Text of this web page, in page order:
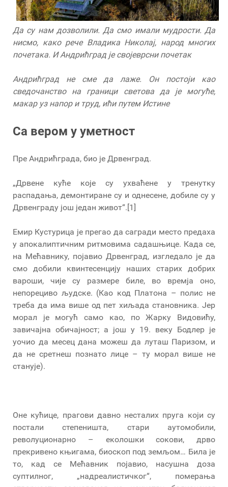
Да су нам дозволили. Да смо имали мудрости. Да
нисмо, како рече Владика Николај, народ многих
почетака. И Андрићград је својеврсни почетак
Андрићград не сме да лаже. Он постоји као
сведочанство на граници светова да је могуће,
макар уз напор и труд, ићи путем Истине
Са вером у уметност
Пре Андрићграда, био је Дрвенград.
„Дрвене куће које су ухваћене у тренутку
распадања, демонтиране су и однесене, добиле су у
Дрвенграду још један живот“.[1]
Емир Кустурица је прегао да сагради место предаха
у апокалиптичним ритмовима садашњице. Када се,
на Мећавнику, појавио Дрвенград, изгледало је да
смо добили квинтесенцију наших старих добрих
вароши, чије су размере биле, во времја оно,
непорециво људске. (Као код Платона – полис не
треба да има више од пет хиљада становника. Јер
морал је могућ само као, по Жарку Видовићу,
завичајна обичајност; а још у 19. веку Бодлер је
уочио да месец дана можеш да луташ Паризом, и
да не сретнеш познато лице – ту морал више не
станује).
Оне кућице, прагови давно несталих пруга који су
постали степеништа, стари аутомобили,
револуционарно – еколошки сокови, дрво
прекривено књигама, биоскоп под земљом… Била је
то, кад се Мећавник појавио, насушна доза
суптилног, „надреалистичког“, померања